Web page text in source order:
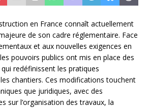
en France connaît actuellement
de son cadre réglementaire. Face
et aux nouvelles exigences en
pouvoirs publics ont mis en place des
redéfinissent les pratiques
chantiers. Ces modifications touchent
que juridiques, avec des
sur l’organisation des travaux, la